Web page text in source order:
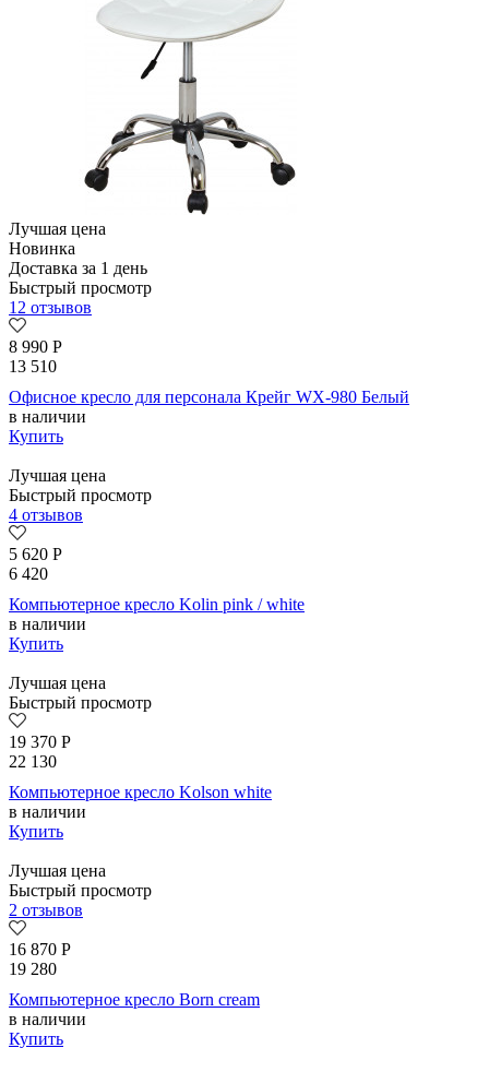
Лучшая цена
Новинка
Доставка за 1 день
Быстрый просмотр
12 отзывов
8 990 Р
13 510
Офисное кресло для персонала Крейг WX-980 Белый
в наличии
Купить
Лучшая цена
Быстрый просмотр
4 отзывов
5 620 Р
6 420
Компьютерное кресло Kolin pink / white
в наличии
Купить
Лучшая цена
Быстрый просмотр
19 370 Р
22 130
Компьютерное кресло Kolson whitе
в наличии
Купить
Лучшая цена
Быстрый просмотр
2 отзывов
16 870 Р
19 280
Компьютерное кресло Born сream
в наличии
Купить